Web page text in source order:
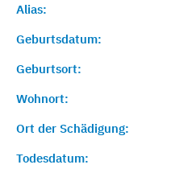
Alias:
Geburtsdatum:
Geburtsort:
Wohnort:
Ort der Schädigung:
Todesdatum: